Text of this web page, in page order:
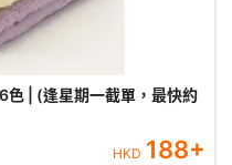
色 | (逢星期一截單，最快約
HKD 188+